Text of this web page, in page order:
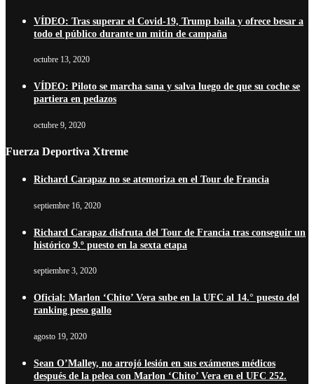
VÍDEO: Tras superar el Covid-19, Trump baila y ofrece besar a
todo el público durante un mitin de campaña
octubre 13, 2020
VÍDEO: Piloto se marcha sana y salva luego de que su coche se
partiera en pedazos
octubre 9, 2020
Fuerza Deportiva Xtreme
Richard Carapaz no se atemoriza en el Tour de Francia
septiembre 16, 2020
Richard Carapaz disfruta del Tour de Francia tras conseguir un
histórico 9.º puesto en la sexta etapa
septiembre 3, 2020
Oficial: Marlon ‘Chito’ Vera sube en la UFC al 14.° puesto del
ranking peso gallo
agosto 19, 2020
Sean O’Malley, no arrojó lesión en sus exámenes médicos
después de la pelea con Marlon ‘Chito’ Vera en el UFC 252.